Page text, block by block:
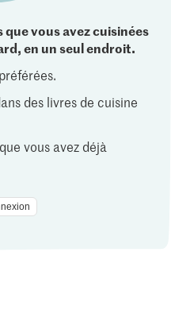
vous avez cuisinées
en un seul endroit.
des livres de cuisine
vous avez déjà